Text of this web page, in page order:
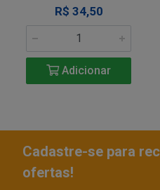
R$ 34,50
Adicionar
Cadastre-se para
ofertas!